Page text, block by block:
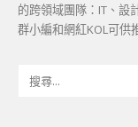
的跨領域團隊：IT、設
群小編和網紅KOL可供